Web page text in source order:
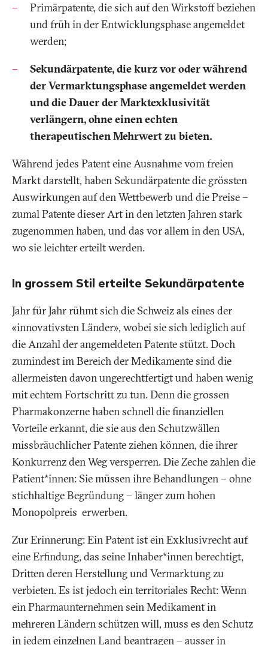
Primärpatente, die sich auf den Wirkstoff beziehen
und früh in der Entwicklungsphase angemeldet
werden;
Sekundärpatente, die kurz vor oder während
der Vermarktungsphase angemeldet werden
und die Dauer der Marktexklusivität
verlängern, ohne einen echten
therapeutischen Mehrwert zu bieten.
Während jedes Patent eine Ausnahme vom freien
Markt darstellt, haben Sekundärpatente die grössten
Auswirkungen auf den Wettbewerb und die Preise –
zumal Patente dieser Art in den letzten Jahren stark
zugenommen haben, und das vor allem in den USA,
wo sie leichter erteilt werden.
In grossem Stil erteilte Sekundärpatente
Jahr für Jahr rühmt sich die Schweiz als eines der
«innovativsten Länder», wobei sie sich lediglich auf
die Anzahl der angemeldeten Patente stützt. Doch
zumindest im Bereich der Medikamente sind die
allermeisten davon ungerechtfertigt und haben wenig
mit echtem Fortschritt zu tun. Denn die grossen
Pharmakonzerne haben schnell die finanziellen
Vorteile erkannt, die sie aus den Schutzwällen
missbräuchlicher Patente ziehen können, die ihrer
Konkurrenz den Weg versperren. Die Zeche zahlen die
Patient*innen: Sie müssen ihre Behandlungen – ohne
stichhaltige Begründung – länger zum hohen
Monopolpreis erwerben.
Zur Erinnerung: Ein Patent ist ein Exklusivrecht auf
eine Erfindung, das seine Inhaber*innen berechtigt,
Dritten deren Herstellung und Vermarktung zu
verbieten. Es ist jedoch ein territoriales Recht: Wenn
ein Pharmaunternehmen sein Medikament in
mehreren Ländern schützen will, muss es den Schutz
in jedem einzelnen Land beantragen – ausser in